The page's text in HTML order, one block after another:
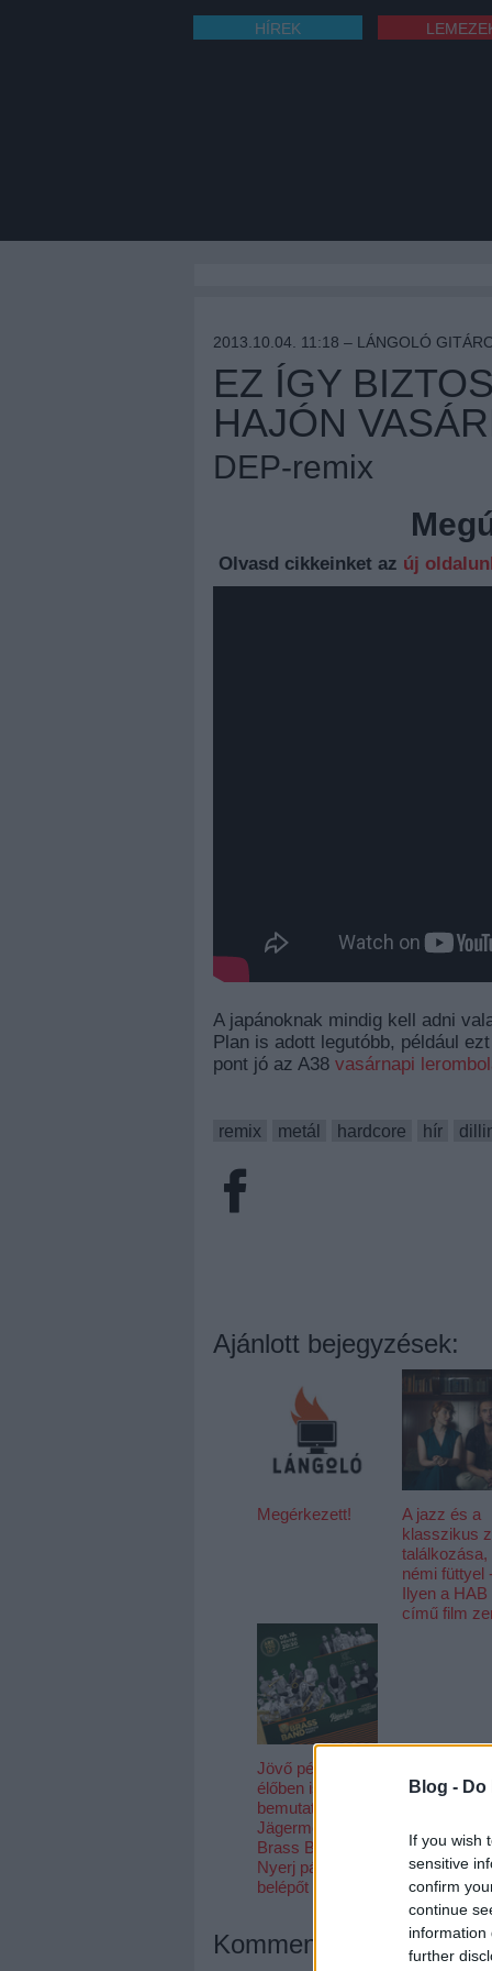
Blog -
If you wish
sensitive
confirm
continue
information
further
HÍREK
2013.10.04. 11:18 – LÁNGOLÓ
EZ ÍGY
HAJÓN
DEP-remix
Olvasd cikkeinket az új
A japánoknak mindig kell adni
Plan is adott legutóbb, például
pont jó az A38 vasárnapi
remix metál hardcore hír
Ajánlott bejegyzések:
Megérkezett!
A jazz és a
klasszikus
találkozása,
némi füttyel -
Ilyen a HAB
című film
Jövő pénteken
élőben is
bemutatkozik a
Jägermeister
Brass Band -
Nyerj páros
belépőt a bulira!
Kommentek: